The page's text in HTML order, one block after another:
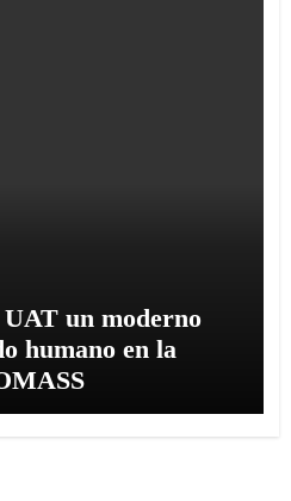
un moderno
humano en la